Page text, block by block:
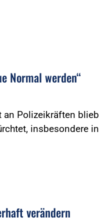
Normal werden“
Polizeikräften blieb
insbesondere in
verändern